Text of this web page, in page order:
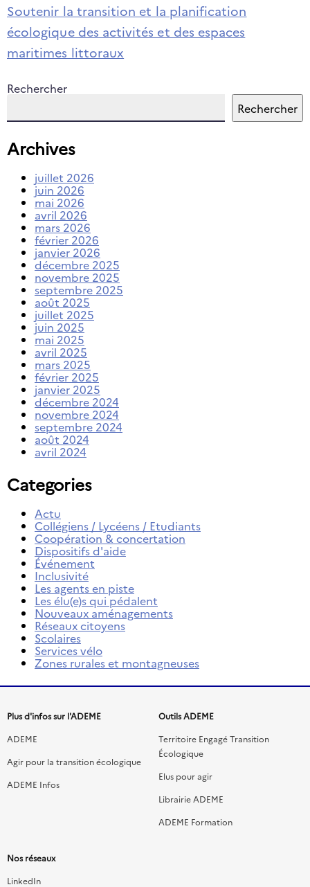
Soutenir la transition et la planification
écologique des activités et des espaces
maritimes littoraux
Rechercher
Rechercher
Archives
juillet 2026
juin 2026
mai 2026
avril 2026
mars 2026
février 2026
janvier 2026
décembre 2025
novembre 2025
septembre 2025
août 2025
juillet 2025
juin 2025
mai 2025
avril 2025
mars 2025
février 2025
janvier 2025
décembre 2024
novembre 2024
septembre 2024
août 2024
avril 2024
Categories
Actu
Collégiens / Lycéens / Etudiants
Coopération & concertation
Dispositifs d'aide
Événement
Inclusivité
Les agents en piste
Les élu(e)s qui pédalent
Nouveaux aménagements
Réseaux citoyens
Scolaires
Services vélo
Zones rurales et montagneuses
Menu
de
liens
du
Plus d'infos sur l'ADEME
ADEME
Agir pour la transition écologique
ADEME Infos
Outils ADEME
Territoire Engagé Transition
Écologique
Elus pour agir
Librairie ADEME
ADEME Formation
Nos réseaux
LinkedIn